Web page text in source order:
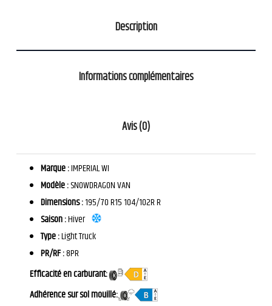
Description
Informations complémentaires
Avis (0)
Marque :IMPERIAL WI
Modèle :SNOWDRAGON VAN
Dimensions :195/70 R15 104/102R R
Saison :Hiver
Type :Light Truck
PR/RF :8PR
Efficacité en carburant:
Adhérence sur sol mouillé: